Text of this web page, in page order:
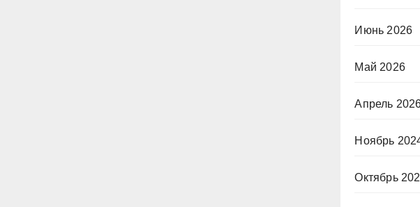
Июнь 2026
Май 2026
Апрель
Ноябрь
Октябрь